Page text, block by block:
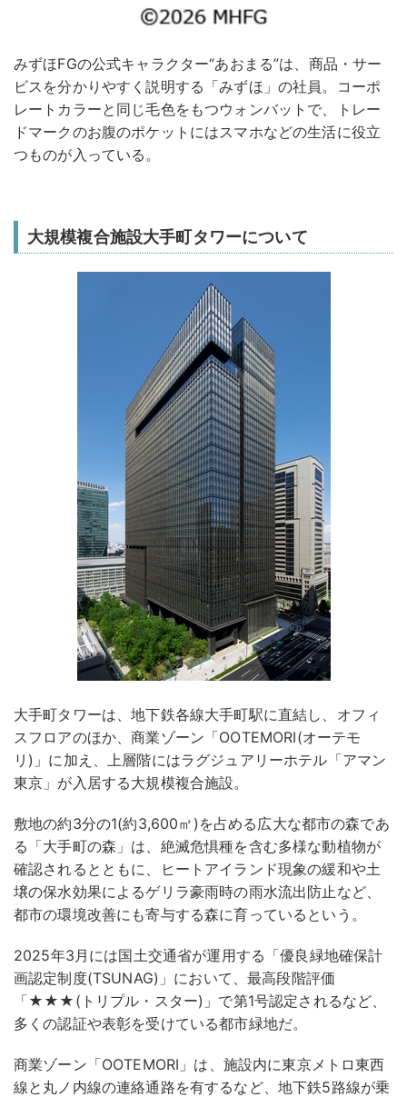
みずほFGの公式キャラクター“あおまる”は、商品・サー
ビスを分かりやすく説明する「みずほ」の社員。コーポ
レートカラーと同じ毛色をもつウォンバットで、トレー
ドマークのお腹のポケットにはスマホなどの生活に役立
つものが入っている。
大規模複合施設大手町タワーについて
大手町タワーは、地下鉄各線大手町駅に直結し、オフィ
スフロアのほか、商業ゾーン「OOTEMORI(オーテモ
リ)」に加え、上層階にはラグジュアリーホテル「アマン
東京」が入居する大規模複合施設。
敷地の約3分の1(約3,600㎡)を占める広大な都市の森であ
る「大手町の森」は、絶滅危惧種を含む多様な動植物が
確認されるとともに、ヒートアイランド現象の緩和や土
壌の保水効果によるゲリラ豪雨時の雨水流出防止など、
都市の環境改善にも寄与する森に育っているという。
2025年3月には国土交通省が運用する「優良緑地確保計
画認定制度(TSUNAG)」において、最高段階評価
「★★★(トリプル・スター)」で第1号認定されるなど、
多くの認証や表彰を受けている都市緑地だ。
商業ゾーン「OOTEMORI」は、施設内に東京メトロ東西
線と丸ノ内線の連絡通路を有するなど、地下鉄5路線が乗